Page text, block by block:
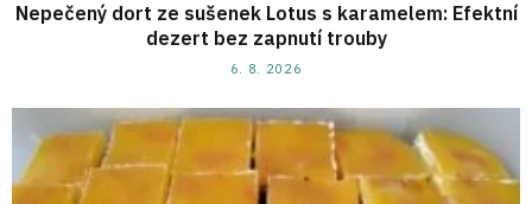
Nepečený dort ze sušenek Lotus s karamelem: Efektní
dezert bez zapnutí trouby
6. 8. 2026